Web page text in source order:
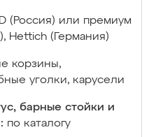
(Россия) или премиум
Hettich (Германия)
корзины,
уголки, карусели
барные стойки и
по каталогу